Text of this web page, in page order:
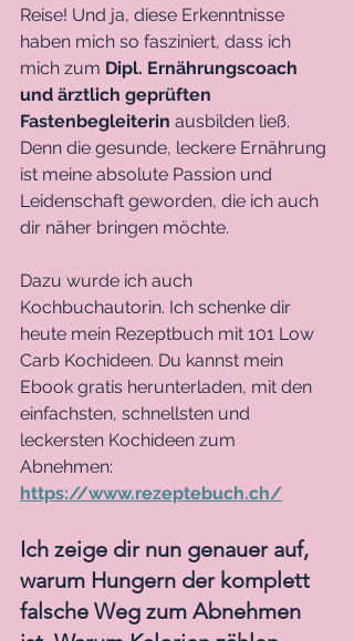
Reise! Und ja, diese Erkenntnisse
haben mich so fasziniert, dass ich
mich zum Dipl. Ernährungscoach
und ärztlich geprüften
Fastenbegleiterin ausbilden ließ.
Denn die gesunde, leckere Ernährung
ist meine absolute Passion und
Leidenschaft geworden, die ich auch
dir näher bringen möchte.
Dazu wurde ich auch
Kochbuchautorin. Ich schenke dir
heute mein Rezeptbuch mit 101 Low
Carb Kochideen. Du kannst mein
Ebook gratis herunterladen, mit den
einfachsten, schnellsten und
leckersten Kochideen zum
Abnehmen:
https://www.rezeptebuch.ch/
Ich zeige dir nun genauer auf,
warum Hungern der komplett
falsche Weg zum Abnehmen